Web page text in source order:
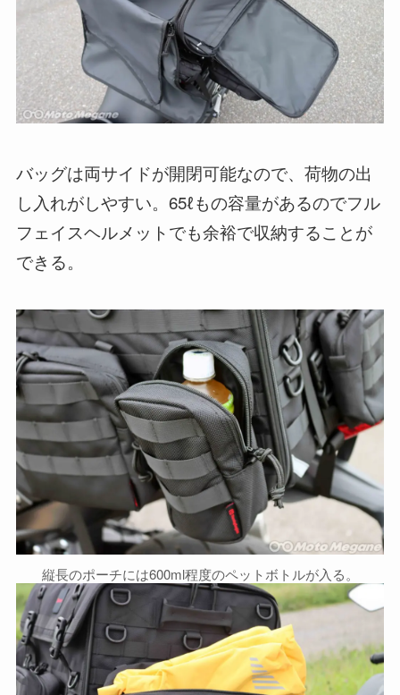
バッグは両サイドが開閉可能なので、荷物の出
し入れがしやすい。65ℓもの容量があるのでフル
フェイスヘルメットでも余裕で収納することが
できる。
縦長のポーチには600ml程度のペットボトルが入る。